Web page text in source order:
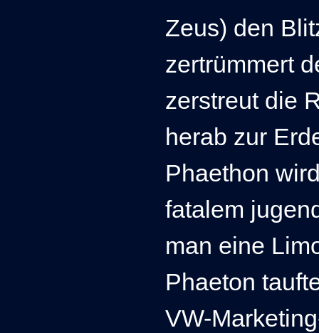
Zeus) den
zertrümmert
zerstreut die
herab zur
Phaethon
fatalem
man eine
Phaeton
VW-